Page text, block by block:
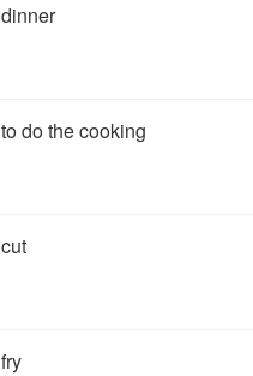
dinner
to do the cooking
cut
fry